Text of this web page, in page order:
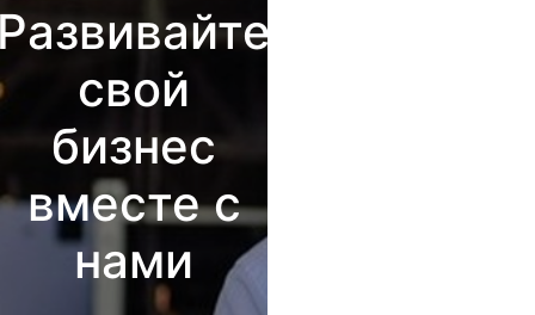
свой
бизнес
вместе с
нами